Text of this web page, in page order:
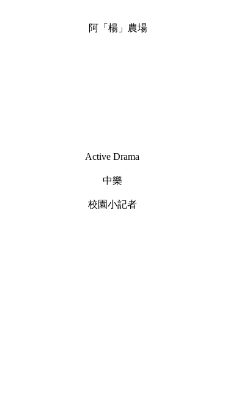
阿「楊」農場
Active Drama
中樂
校園小記者